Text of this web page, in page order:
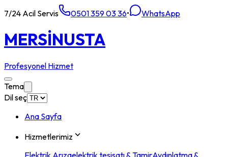
7/24 Acil Servis 0501 359 03 36• WhatsApp
MERSİNUSTA
Profesyonel Hizmet
Tema
Dil seç
Ana Sayfa
Hizmetlerimiz
Elektrik Arızaelektrik tesisatı & TamirAydınlatma &